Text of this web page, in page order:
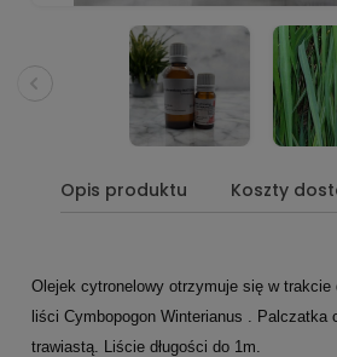
Opis produktu Koszty
Olejek cytronelowy otrzymuje się w trakcie
liści Cymbopogon Winterianus . Palczatka
trawiastą. Liście długości do 1m.